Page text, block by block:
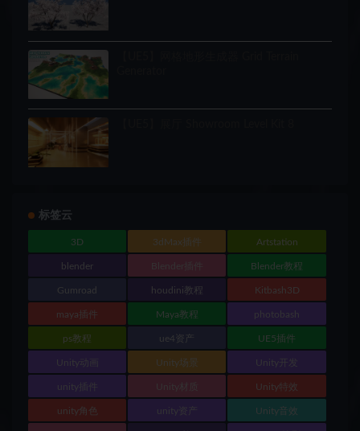
标签云
3D 3dMax插件 Artstation
blender Blender插件 Blender教程
Gumroad houdini教程 Kitbash3D
maya插件 Maya教程 photobash
ps教程 ue4资产 UE5插件
Unity动画 Unity场景 Unity开发
unity插件 Unity材质 Unity特效
unity角色 unity资产 Unity音效